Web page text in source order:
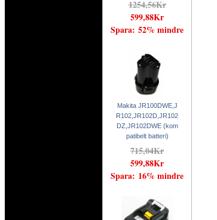
1254,56Kr
599,88Kr
Spara: 52% mindre
Makita JR100DWE,J
R102,JR102D,JR102
DZ,JR102DWE (kom
patibelt batteri)
715,04Kr
599,88Kr
Spara: 16% mindre